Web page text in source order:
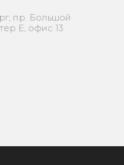
пр. Большой
Е, офис 13